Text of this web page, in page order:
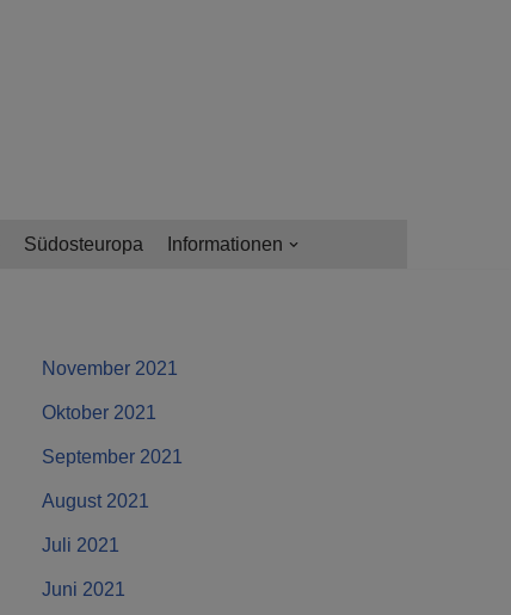
Südosteuropa Informationen
November 2021
Oktober 2021
September 2021
August 2021
Juli 2021
Juni 2021